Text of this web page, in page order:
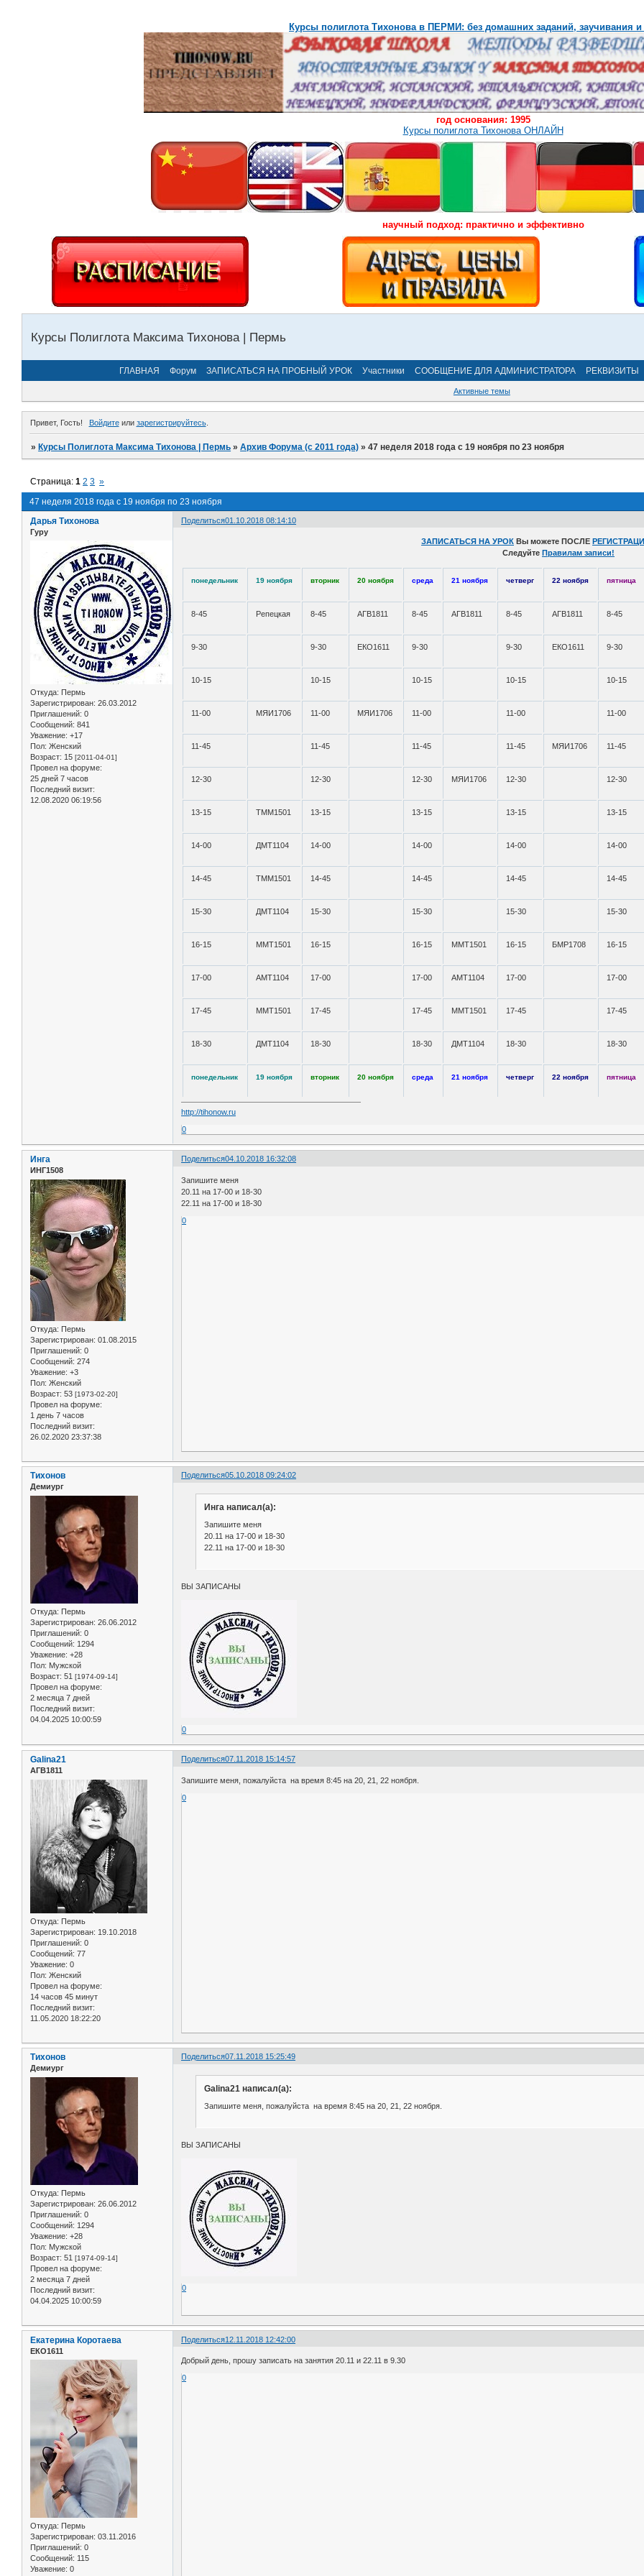
Курсы полиглота Тихонова в ПЕРМИ: без домашних заданий, заучивания и
год основания: 1995
Курсы полиглота Тихонова ОНЛАЙН
научный подход: практично и эффективно
Курсы Полиглота Максима Тихонова | Пермь
ГЛАВНАЯ Форум ЗАПИСАТЬСЯ НА ПРОБНЫЙ УРОК Участники СООБЩЕНИЕ ДЛЯ АДМИНИСТРАТОРА РЕКВИЗИТЫ
Активные темы
Привет, Гость! Войдитеили зарегистрируйтесь.
»Курсы Полиглота Максима Тихонова | Пермь »Архив Форума (с 2011 года) »47 неделя 2018 года с 19 ноября по 23 ноября
47 неделя 2018 года с 19 ноября по 23 ноября
Страница:1 2 3 »
Поделиться01.10.2018 08:14:10
Дарья Тихонова
Гуру
Откуда: Пермь
Зарегистрирован: 26.03.2012
Приглашений: 0
Сообщений: 841
Уважение: +17
Пол: Женский
Возраст: 15 [2011-04-01]
Провел на форуме:
25 дней 7 часов
Последний визит:
12.08.2020 06:19:56
ЗАПИСАТЬСЯ НА УРОК Вы можете ПОСЛЕ
Следуйте Правилам записи!
понедельник 19 ноября вторник 20 ноября среда 21 ноября четверг 22 ноября пятница
8-45 Репецкая 8-45 АГВ1811 8-45 АГВ1811 8-45 АГВ1811 8-45
9-30 9-30 ЕКО1611 9-30 9-30 ЕКО1611 9-30
10-15 10-15 10-15 10-15 10-15
11-00 МЯИ1706 11-00 МЯИ1706 11-00 11-00 11-00
11-45 11-45 11-45 11-45 МЯИ1706 11-45
12-30 12-30 12-30 МЯИ1706 12-30 12-30
13-15 ТММ1501 13-15 13-15 13-15 13-15
14-00 ДМТ1104 14-00 14-00 14-00 14-00
14-45 ТММ1501 14-45 14-45 14-45 14-45
15-30 ДМТ1104 15-30 15-30 15-30 15-30
16-15 ММТ1501 16-15 16-15 ММТ1501 16-15 БМР1708 16-15
17-00 АМТ1104 17-00 17-00 АМТ1104 17-00 17-00
17-45 ММТ1501 17-45 17-45 ММТ1501 17-45 17-45
18-30 ДМТ1104 18-30 18-30 ДМТ1104 18-30 18-30
понедельник 19 ноября вторник 20 ноября среда 21 ноября четверг 22 ноября пятница
http://tihonow.ru
0
Поделиться04.10.2018 16:32:08
Инга
ИНГ1508
Откуда: Пермь
Зарегистрирован: 01.08.2015
Приглашений: 0
Сообщений: 274
Уважение: +3
Пол: Женский
Возраст: 53 [1973-02-20]
Провел на форуме:
1 день 7 часов
Последний визит:
26.02.2020 23:37:38
Запишите меня
20.11 на 17-00 и 18-30
22.11 на 17-00 и 18-30
0
Поделиться05.10.2018 09:24:02
Тихонов
Демиург
Откуда: Пермь
Зарегистрирован: 26.06.2012
Приглашений: 0
Сообщений: 1294
Уважение: +28
Пол: Мужской
Возраст: 51 [1974-09-14]
Провел на форуме:
2 месяца 7 дней
Последний визит:
04.04.2025 10:00:59
Инга написал(а):
Запишите меня
20.11 на 17-00 и 18-30
22.11 на 17-00 и 18-30
ВЫ ЗАПИСАНЫ
0
Поделиться07.11.2018 15:14:57
Galina21
АГВ1811
Откуда: Пермь
Зарегистрирован: 19.10.2018
Приглашений: 0
Сообщений: 77
Уважение: 0
Пол: Женский
Провел на форуме:
14 часов 45 минут
Последний визит:
11.05.2020 18:22:20
Запишите меня, пожалуйста на время 8:45 на 20, 21, 22 ноября.
0
Поделиться07.11.2018 15:25:49
Тихонов
Демиург
Откуда: Пермь
Зарегистрирован: 26.06.2012
Приглашений: 0
Сообщений: 1294
Уважение: +28
Пол: Мужской
Возраст: 51 [1974-09-14]
Провел на форуме:
2 месяца 7 дней
Последний визит:
04.04.2025 10:00:59
Galina21 написал(а):
Запишите меня, пожалуйста на время 8:45 на 20, 21, 22 ноября.
ВЫ ЗАПИСАНЫ
0
Поделиться12.11.2018 12:42:00
Екатерина Коротаева
ЕКО1611
Откуда: Пермь
Зарегистрирован: 03.11.2016
Приглашений: 0
Сообщений: 115
Уважение: 0
Добрый день, прошу записать на занятия 20.11 и 22.11 в 9.30
0